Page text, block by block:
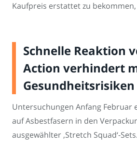
Kaufpreis erstattet zu
Schnelle Reaktion
Action verhindert
Gesundheitsrisiken
Untersuchungen Anfang Februar
auf Asbestfasern in den
ausgewählter ‚Stretch Squad‘-